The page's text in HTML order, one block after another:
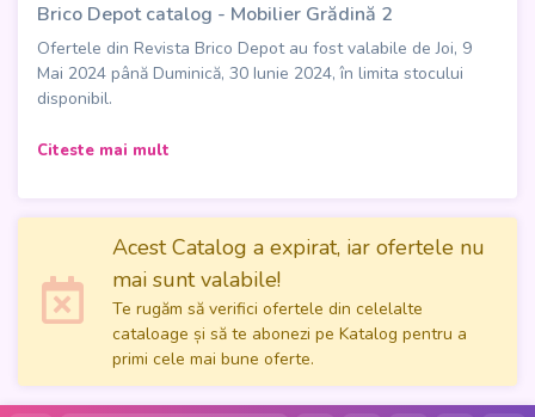
Brico Depot catalog - Mobilier Grădină 2
Ofertele din Revista Brico Depot au fost valabile de Joi, 9
Mai 2024 până Duminică, 30 Iunie 2024, în limita stocului
disponibil.
Descoperă cele mai noi oferte din catalogul Brico Depot -
catalog este ghidul perfect pentru a-ți transforma grădina
într-un spațiu de relaxare și confort. Găsește mobilier de
grădină de calitate, potrivit pentru orice stil și buget. Fie că îți
dorești o terasă elegantă sau un colț verde pentru momente
de liniște, Brico Depot are soluțiile ideale pentru tine.
Aruncă o privire la catalogul Brico Depot și profită acum de
oferte incredibile cu Katalog!
Citeste mai mult
Acest Catalog a expirat, iar ofertele nu
mai sunt valabile!
Te rugăm să verifici ofertele din celelalte
cataloage și să te abonezi pe Katalog pentru a
primi cele mai bune oferte.